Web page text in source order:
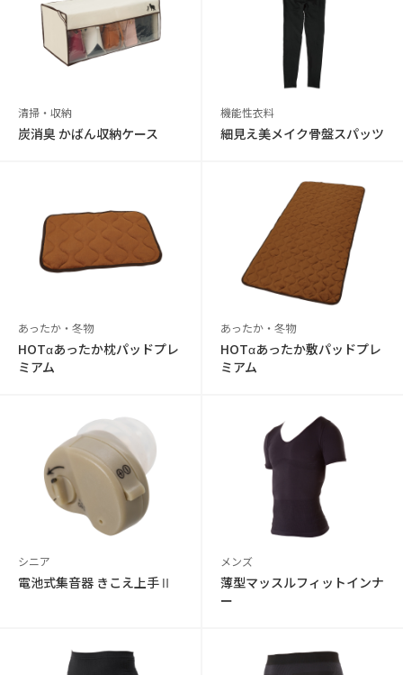
清掃・収納
炭消臭 かばん収納ケース
機能性衣料
細見え美メイク骨盤スパッツ
あったか・冬物
HOTαあったか枕パッドプレ
ミアム
あったか・冬物
HOTαあったか敷パッドプレ
ミアム
シニア
電池式集音器 きこえ上手Ⅱ
メンズ
薄型マッスルフィットインナ
ー